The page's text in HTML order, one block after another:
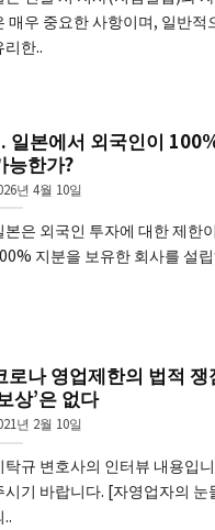
매우 중요한 사항이며, 일반적
리한..
일본에서 외국인이
능한가?
년 4월 10일
본은 외국인 투자에 대한 제한
지분을 보유한 회사를 설
로나 영업제한의 법적
상’은 없다
년 2월 10일
탁규 변호사의 인터뷰 내용입
시기 바랍니다. [자영업자의
..